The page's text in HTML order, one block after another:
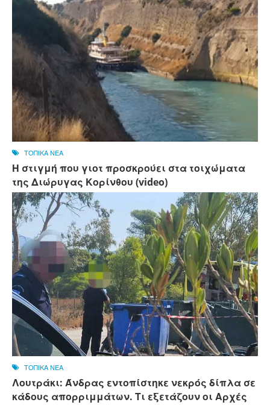
ΤΟΠΙΚΑ ΝΕΑ
Η στιγμή που γιοτ προσκρούει στα τοιχώματα
της Διώρυγας Κορίνθου (video)
ΤΟΠΙΚΑ ΝΕΑ
Λουτράκι: Άνδρας εντοπίστηκε νεκρός δίπλα σε
κάδους απορριμμάτων. Τι εξετάζουν οι Αρχές